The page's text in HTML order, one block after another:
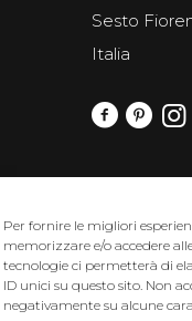
Per fornire le migliori
memorizzare e/o accedere
tecnologie ci permetterà di
ID unici su questo sito. Non
negativamente su alcune
Sesto
Italia
- email: